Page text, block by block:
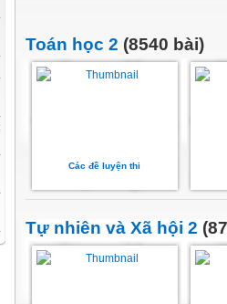
Toán học 2 (8540 bài)
Các đề luyện thi
Tự nhiên và Xã hội 2